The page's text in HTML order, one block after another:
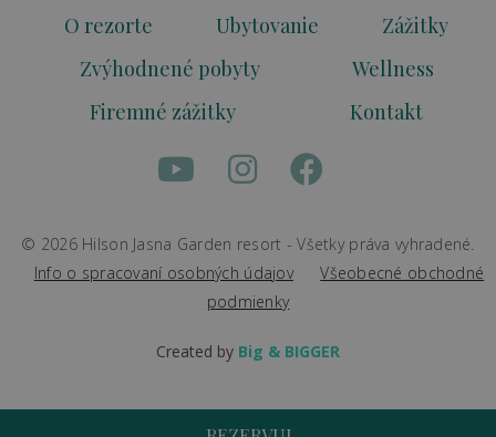
O rezorte Ubytovanie
Zážitky
Zvýhodnené pobyty
Wellness
Firemné zážitky
Kontakt
© 2026 Hilson Jasna Garden resort - Všetky práva vyhradené.
Info o spracovaní osobných údajov
Všeobecné obchodné
podmienky
Created by Big & BIGGER